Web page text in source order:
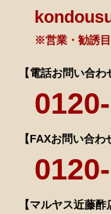
※営業・勧誘目
【電話お問い合わ
【FAXお問い合わ
【マルヤス近藤酢